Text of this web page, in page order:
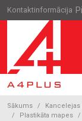
Kontaktinformācija
Sākums
Plastikāta mapes